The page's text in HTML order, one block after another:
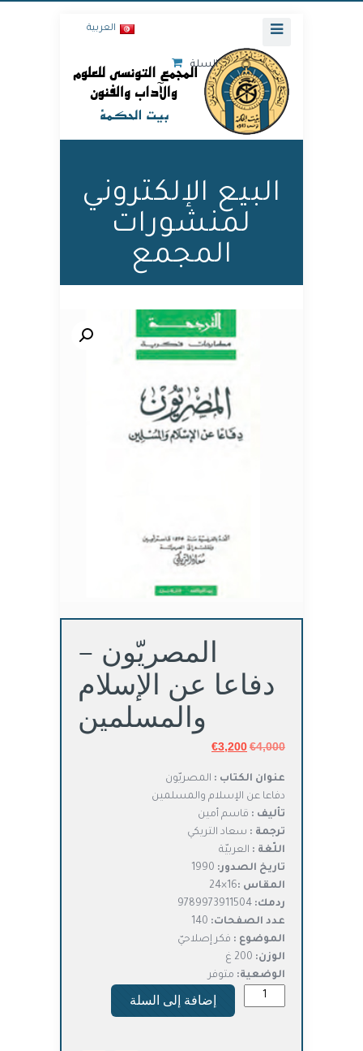
العربية
السلة
البيع الإلكتروني
لمنشورات
المجمع
🔍
المصريّون –
دفاعا عن الإسلام
والمسلمين
€4,000
السعر
هو:
€4,000.
€3,200 السعر
هو:
€3,200.
عنوان الكتاب : المصريّون
دفاعا عن الإسلام والمسلمين
تأليف : قاسم أمين
ترجمة : سعاد التريكي
اللّغة : العربيّة
تاريخ الصدور: 1990
المقاس :16×24
ردمك: 9789973911504
عدد الصفحات:
الموضوع : فكر إصلاحيّ
الوزن:
الوضعية: متوفر
إضافة إلى السلة